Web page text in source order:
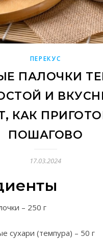
ПЕРЕКУС
ПАЛОЧКИ
И
КАК
ПОШАГОВО
17.03.2024
– 250 г
сухари (темпура) – 50 г